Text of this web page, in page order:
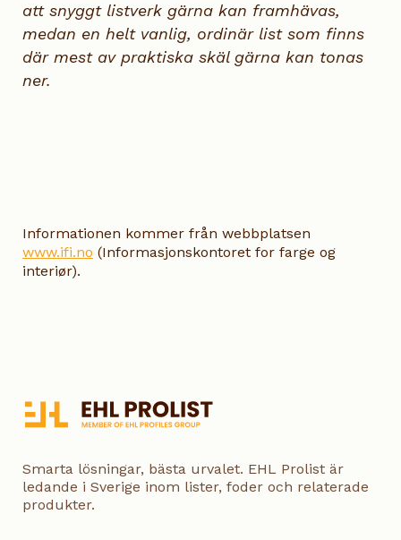
att snyggt listverk gärna kan framhävas,
medan en helt vanlig, ordinär list som finns
där mest av praktiska skäl gärna kan tonas
ner.
Informationen kommer från webbplatsen
www.ifi.no (Informasjonskontoret for farge og
interiør).
Smarta lösningar, bästa urvalet. EHL Prolist är
ledande i Sverige inom lister, foder och relaterade
produkter.